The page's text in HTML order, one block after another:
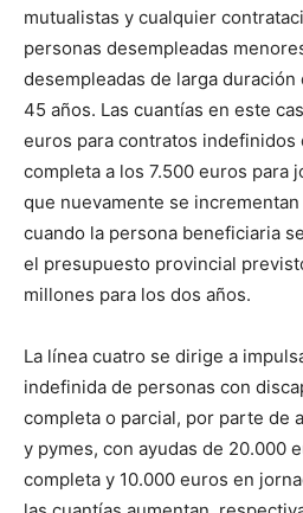
mutualistas y cualquier
personas desempleadas
desempleadas de larga
45 años. Las cuantías en este
euros para contratos indefinidos
completa a los 7.500 euros para
que nuevamente se
cuando la persona beneficiaria
el presupuesto provincial
millones para los dos años.
La línea cuatro se dirige a
indefinida de personas con
completa o parcial, por parte de
y pymes, con ayudas de 20.000
completa y 10.000 euros en